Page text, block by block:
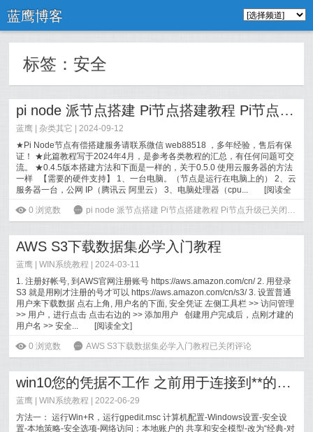
蓝鹰博客
标签： 安全
pi node 派节点搭建 Pi节点搭建教程 Pi节点升级
蓝鹰 | 杂类其它
| 2024-09-12
★Pi Node节点有偿搭建服务请联系微信 web88518 ，多年经验，售后有保
证！ ★此篇教程写于2024年4月，是参考各类教程的汇总，有任何问题可交
流。 ★0.4.5版本搭建方法和下面是一样的，关于0.5.0 使用云服务器的方法
一样 【需要的硬件支持】 1、一台电脑。（节点是运行在电脑上的） 2、云
服务器一台，公网 IP（腾讯云 阿里云） 3、电脑处理器（cpu...
[阅读全
ė 0 浏览数 6 pi node 派节点搭建 Pi节点搭建教程 Pi节点升级已关闭评论
AWS S3下载数据集必学入门教程
蓝鹰 |WIN系统教程
| 2024-03-11
1. 注册好帐号, 到AWS官网注册账号 https://aws.amazon.com/cn/ 2. 用登录
S3 就是用刚才注册的号才可以 https://aws.amazon.com/cn/s3/ 3. 设置普通
用户来下载数据 点右上角, 用户名的下面, 安全凭证 左侧工具栏 >> 访问管理
>> 用户，进行点击 点击右边的 >> 添加用户 创建用户完成后，点刚才建的
用户名 >> 安全...
[阅读全文]
ė 0 浏览数 6 AWS S3下载数据集必学入门教程已关闭评论
win10您的凭据不工作 之前用于连接到**的凭据无法工作解决办法
蓝鹰 |WIN系统教程
| 2022-06-29
方法一： 运行Win+R，运行gpedit.msc 计算机配置-Windows设置-安全设
置-本地策略-安全选项-网络访问：本地账户的 共享和安全模型-改为“经典-对